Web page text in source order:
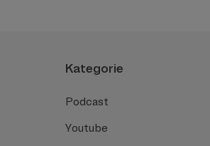
Kategorie
Podcast
Youtube